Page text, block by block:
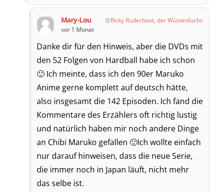
Mary-Lou
Ricky Ruderboot, der Wüstenfuchs
vor 1 Monat
Danke dir für den Hinweis, aber die DVDs mit
den 52 Folgen von Hardball habe ich schon
🙂 Ich meinte, dass ich den 90er Maruko
Anime gerne komplett auf deutsch hätte,
also insgesamt die 142 Episoden. Ich fand die
Kommentare des Erzählers oft richtig lustig
und natürlich haben mir noch andere Dinge
an Chibi Maruko gefallen 🙂Ich wollte einfach
nur darauf hinweisen, dass die neue Serie,
die immer noch in Japan läuft, nicht mehr
das selbe ist.